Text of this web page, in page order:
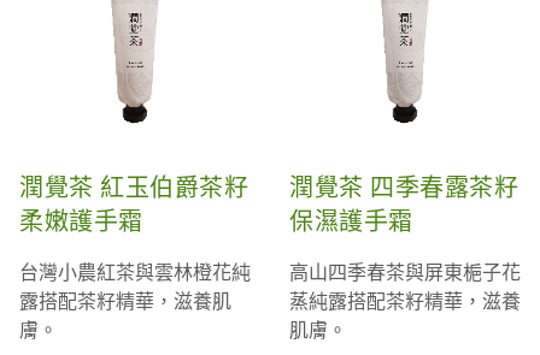
潤覺茶 紅玉伯爵茶籽
柔嫩護手霜
台灣小農紅茶與雲林橙花純
露搭配茶籽精華，滋養肌
膚。
潤覺茶 四季春露茶籽
保濕護手霜
高山四季春茶與屏東梔子花
蒸純露搭配茶籽精華，滋養
肌膚。